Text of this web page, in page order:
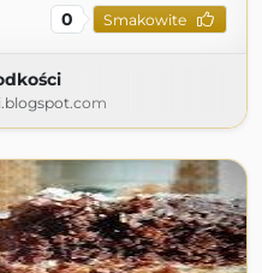
0 Smakowite